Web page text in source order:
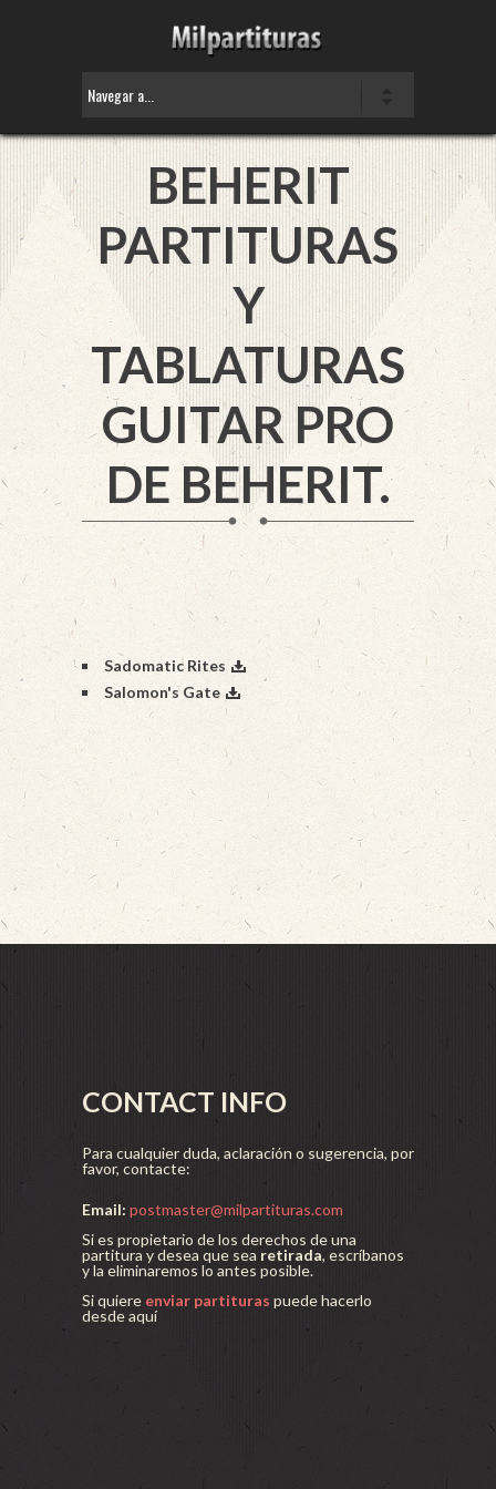
BEHERIT
PARTITURAS
Y
TABLATURAS
GUITAR PRO
DE BEHERIT.
Sadomatic Rites
Salomon's Gate
CONTACT INFO
Para cualquier duda, aclaración o sugerencia, por
favor, contacte:
Email: postmaster@milpartituras.com
Si es propietario de los derechos de una
partitura y desea que sea retirada, escríbanos
y la eliminaremos lo antes posible.
Si quiere enviar partituras puede hacerlo
desde aquí